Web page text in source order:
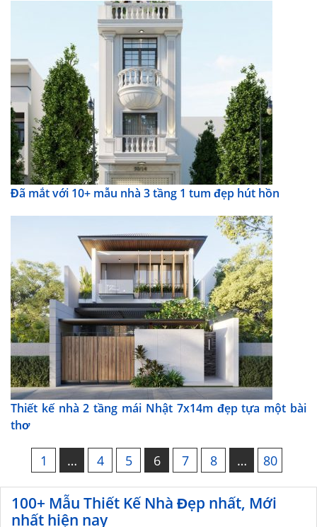
Đã mắt với 10+ mẫu nhà 3 tầng 1 tum đẹp hút hồn
Thiết kế nhà 2 tầng mái Nhật 7x14m đẹp tựa một bài
thơ
1 … 4 5 6 7 8 … 80
100+ Mẫu Thiết Kế Nhà Đẹp nhất, Mới
nhất hiện nay